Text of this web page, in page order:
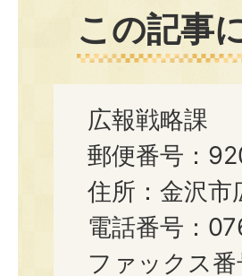
この記事
広報戦略課
郵便番号：
住所：金沢市
電話番号：
ファックス